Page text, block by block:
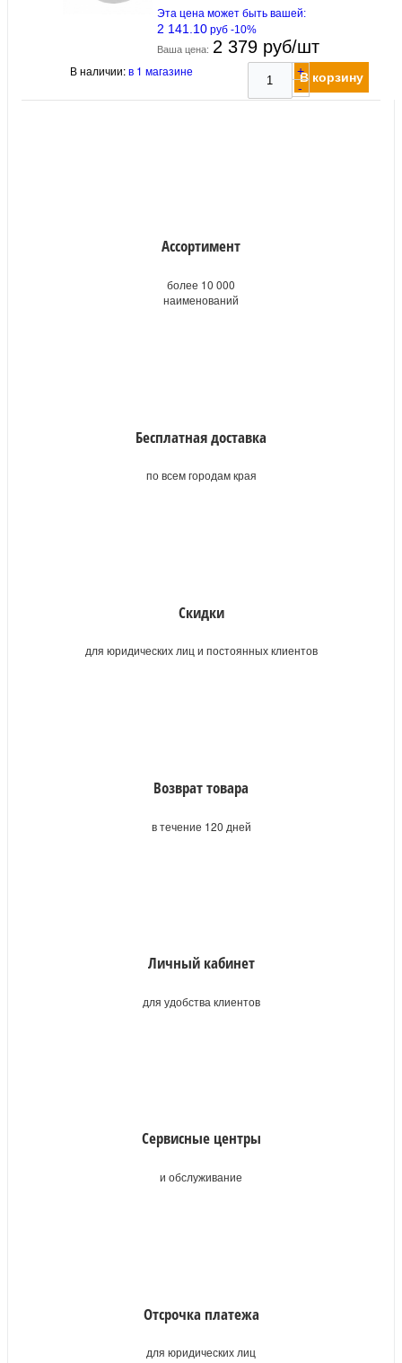
Эта цена может быть вашей:
2 141.10 руб -10%
Ваша цена: 2 379 руб/шт
В наличии:в 1 магазине
+
-
В корзину
Ассортимент
более 10 000
наименований
Бесплатная доставка
по всем городам края
Скидки
для юридических лиц и постоянных клиентов
Возврат товара
в течение 120 дней
Личный кабинет
для удобства клиентов
Сервисные центры
и обслуживание
Отсрочка платежа
для юридических лиц